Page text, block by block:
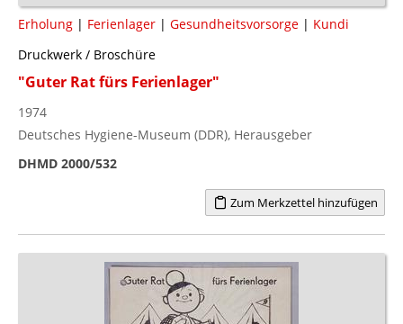
Erholung | Ferienlager | Gesundheitsvorsorge | Kundi
Druckwerk / Broschüre
"Guter Rat fürs Ferienlager"
1974
Deutsches Hygiene-Museum (DDR), Herausgeber
DHMD 2000/532
Zum Merkzettel hinzufügen